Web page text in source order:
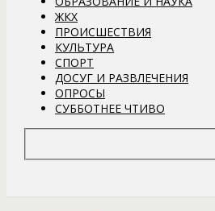
ЖКХ
ПРОИСШЕСТВИЯ
КУЛЬТУРА
СПОРТ
ДОСУГ И РАЗВЛЕЧЕНИЯ
ОПРОСЫ
СУББОТНЕЕ ЧТИВО